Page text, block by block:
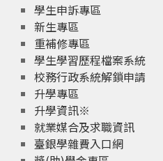
學生申訴專區
新生專區
重補修專區
學生學習歷程檔案系統
校務行政系統解鎖申請
升學專區
升學資訊※
就業媒合及求職資訊
臺銀學雜費入口網